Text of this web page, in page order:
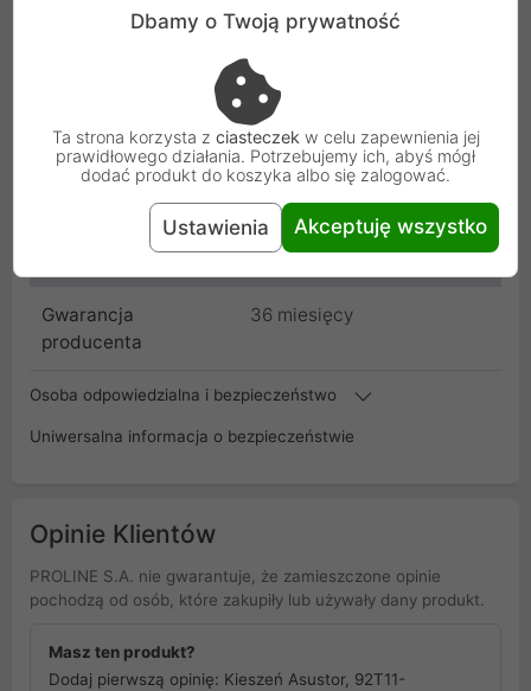
Kieszeń Asustor
Asustor
Kod Asustor_92T11-00003
AS-Tray
4710474838134
Gwarancja
producenta
36 miesięcy
Osoba odpowiedzialna i bezpieczeństwo
Uniwersalna informacja o bezpieczeństwie
Opinie Klientów
PROLINE S.A. nie gwarantuje, że zamieszczone opinie
pochodzą od osób, które zakupiły lub używały dany produkt.
Masz ten produkt?
Dodaj pierwszą opinię: Kieszeń Asustor, 92T11-
Dbamy o Twoją prywatność
Ta strona korzysta z ciasteczek w celu zapewnienia jej
prawidłowego działania. Potrzebujemy ich, abyś mógł
dodać produkt do koszyka albo się zalogować.
Ustawienia Akceptuję wszystko